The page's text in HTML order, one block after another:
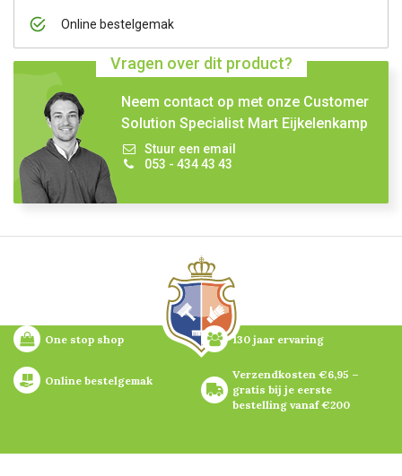
Online bestelgemak
Vragen over dit product?
Neem contact op met onze Customer
Solution Specialist Mart Eijkelenkamp
Stuur een email
053 - 434 43 43
One stop shop 130 jaar ervaring
Online bestelgemak
Verzendkosten €6,95 –
gratis bij je eerste
bestelling vanaf €200